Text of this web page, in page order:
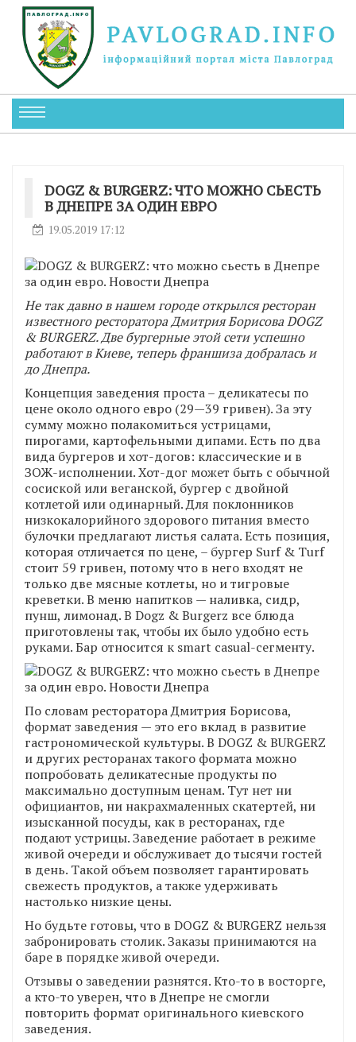
DOGZ & BURGERZ: ЧТО МОЖНО СЬЕСТЬ
В ДНЕПРЕ ЗА ОДИН ЕВРО
19.05.2019 17:12
Не так давно в нашем городе открылся ресторан
известного ресторатора Дмитрия Борисова DOGZ
& BURGERZ. Две бургерные этой сети успешно
работают в Киеве, теперь франшиза добралась и
до Днепра.
Концепция заведения проста – деликатесы по
цене около одного евро (29—39 гривен). За эту
сумму можно полакомиться устрицами,
пирогами, картофельными дипами. Есть по два
вида бургеров и хот-догов: классические и в
ЗОЖ-исполнении. Хот-дог может быть с обычной
сосиской или веганской, бургер с двойной
котлетой или одинарный. Для поклонников
низкокалорийного здорового питания вместо
булочки предлагают листья салата. Есть позиция,
которая отличается по цене, – бургер Surf & Turf
стоит 59 гривен, потому что в него входят не
только две мясные котлеты, но и тигровые
креветки. В меню напитков — наливка, сидр,
пунш, лимонад. В Dogz & Burgerz все блюда
приготовлены так, чтобы их было удобно есть
руками. Бар относится к smart casual-сегменту.
По словам ресторатора Дмитрия Борисова,
формат заведения — это его вклад в развитие
гастрономической культуры. В DOGZ & BURGERZ
и других ресторанах такого формата можно
попробовать деликатесные продукты по
максимально доступным ценам. Тут нет ни
официантов, ни накрахмаленных скатертей, ни
изысканной посуды, как в ресторанах, где
подают устрицы. Заведение работает в режиме
живой очереди и обслуживает до тысячи гостей
в день. Такой объем позволяет гарантировать
свежесть продуктов, а также удерживать
настолько низкие цены.
Но будьте готовы, что в DOGZ & BURGERZ нельзя
забронировать столик. Заказы принимаются на
баре в порядке живой очереди.
Отзывы о заведении разнятся. Кто-то в восторге,
а кто-то уверен, что в Днепре не смогли
повторить формат оригинального киевского
заведения.